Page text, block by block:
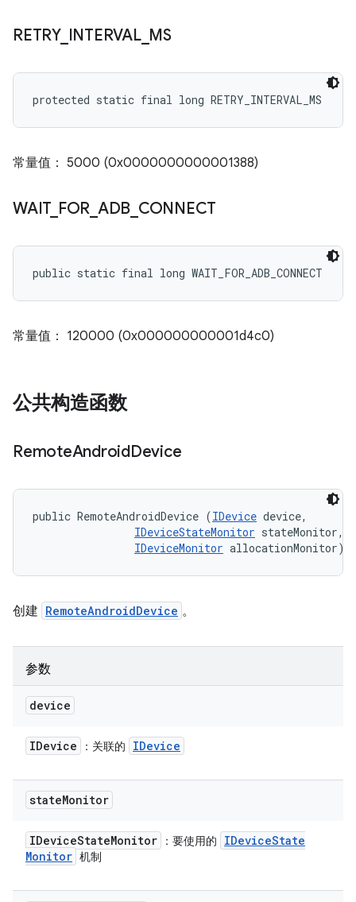
RETRY_ INTERVAL_ MS
protected static final long RETRY_INTERVAL_MS
常量值： 5000 (0x0000000000001388)
WAIT_ FOR ADB CONNECT
public static final long WAIT_FOR_ADB_CONNECT
常量值： 120000 (0x000000000001d4c0)
公共构造函数
RemoteAndroidDevice
public RemoteAndroidDevice (IDevice device,
IDeviceStateMonitor stateMonitor,
IDeviceMonitor allocationMonitor)
创建 RemoteAndroidDevice 。
参数
device
IDevice ：关联的 IDevice
stateMonitor
IDeviceStateMonitor ：要使用的 IDeviceState
Monitor 机制